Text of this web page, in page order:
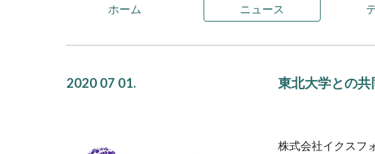
ホーム ニュース
2020 07 01. 東北大学との共
株式会社イクスフ